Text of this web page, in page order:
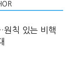
원칙 있는 비핵